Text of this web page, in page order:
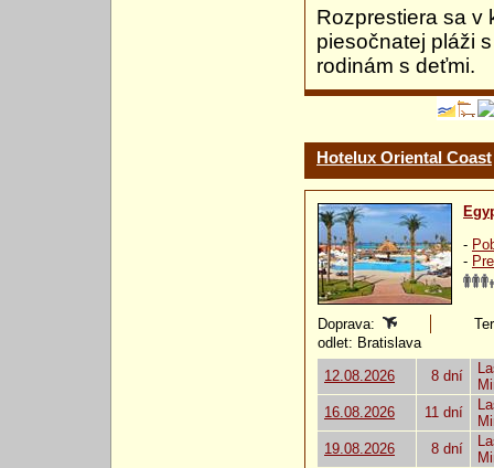
Rozprestiera sa v
piesočnatej pláži
rodinám s deťmi.
Hotelux Oriental Coast
-
-
Doprava:
odlet: Bratislava
12.08.2026
8 dní
16.08.2026
11 dní
19.08.2026
8 dní